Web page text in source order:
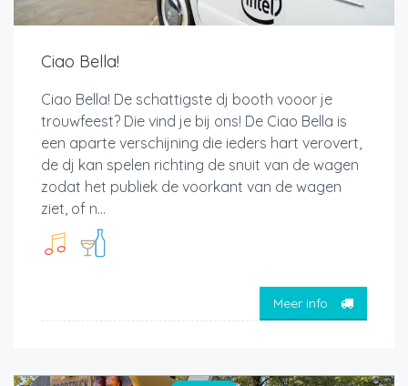
Ciao Bella!
Ciao Bella! De schattigste dj booth vooor je
trouwfeest? Die vind je bij ons! De Ciao Bella is
een aparte verschijning die ieders hart verovert,
de dj kan spelen richting de snuit van de wagen
zodat het publiek de voorkant van de wagen
ziet, of n...
Meer info